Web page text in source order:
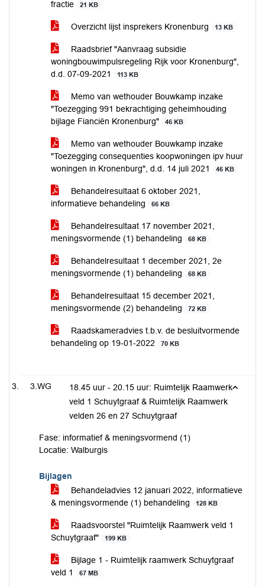
fractie 21 KB
Overzicht lijst insprekers Kronenburg 13 KB
Raadsbrief "Aanvraag subsidie
woningbouwimpulsregeling Rijk voor Kronenburg",
d.d. 07-09-2021
113 KB
Memo van wethouder Bouwkamp inzake
"Toezegging 991 bekrachtiging geheimhouding
bijlage Fianciën Kronenburg"
46 KB
Memo van wethouder Bouwkamp inzake
"Toezegging consequenties koopwoningen ipv huur
woningen in Kronenburg", d.d. 14 juli 2021
46 KB
Behandelresultaat 6 oktober 2021,
informatieve behandeling
66 KB
Behandelresultaat 17 november 2021,
meningsvormende (1) behandeling
68 KB
Behandelresultaat 1 december 2021, 2e
meningsvormende (1) behandeling
68 KB
Behandelresultaat 15 december 2021,
meningsvormende (2) behandeling
72 KB
Raadskameradvies t.b.v. de besluitvormende
behandeling op 19-01-2022
70 KB
3.WG
18.45 uur - 20.15 uur: Ruimtelijk Raamwerk
veld 1 Schuytgraaf & Ruimtelijk Raamwerk
velden 26 en 27 Schuytgraaf
Fase: informatief & meningsvormend (1)
Locatie: Walburgis
Bijlagen
Behandeladvies 12 januari 2022, informatieve
& meningsvormende (1) behandeling
128 KB
Raadsvoorstel "Ruimtelijk Raamwerk veld 1
Schuytgraaf"
199 KB
Bijlage 1 - Ruimtelijk raamwerk Schuytgraaf
veld 1
67 MB